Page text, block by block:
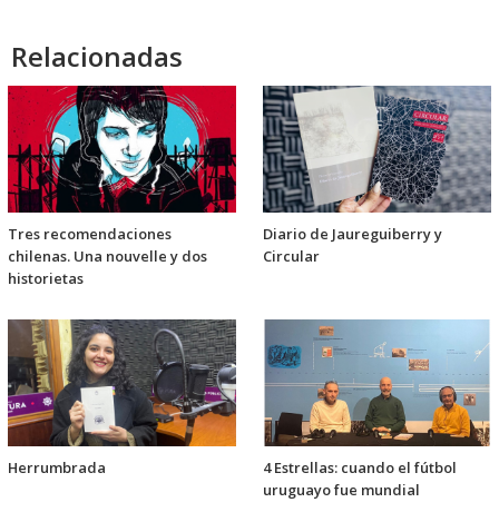
Relacionadas
Tres recomendaciones
chilenas. Una nouvelle y dos
historietas
Diario de Jaureguiberry y
Circular
Herrumbrada
4 Estrellas: cuando el fútbol
uruguayo fue mundial